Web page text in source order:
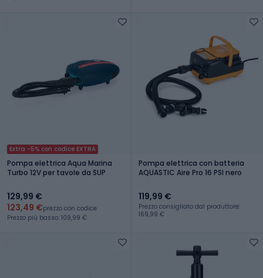
Extra -5% con codice EXTRA
Pompa elettrica Aqua Marina
Turbo 12V per tavole da SUP
129,99 €
123,49 €prezzo con codice
Prezzo più basso: 109,99 €
Pompa elettrica con batteria
AQUASTIC Aire Pro 16 PSI nero
119,99 €
Prezzo consigliato dal produttore:
169,99 €